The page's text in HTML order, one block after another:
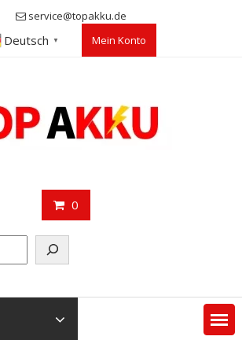
service@topakku.de
Deutsch ▼ Mein Konto
0